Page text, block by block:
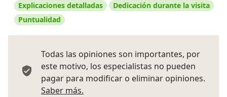
Explicaciones detalladas
Dedicación durante la visita
Puntualidad
Todas las opiniones son importantes, por
este motivo, los especialistas no pueden
pagar para modificar o eliminar opiniones.
Saber más.